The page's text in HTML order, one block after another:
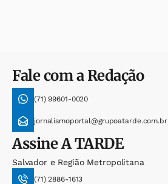
Fale com a Redação
(71) 99601-0020
jornalismoportal@grupoatarde.com.br
AssineA TARDE
Salvador e Região Metropolitana
(71) 2886-1613